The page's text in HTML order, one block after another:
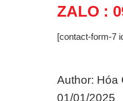
ZALO :
[contact-form-7
Author: Hóa
01/01/2025